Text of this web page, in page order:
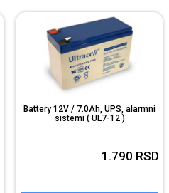
Battery 12V / 7.0Ah, UPS, alarmni
sistemi ( UL7-12 )
1.790 RSD